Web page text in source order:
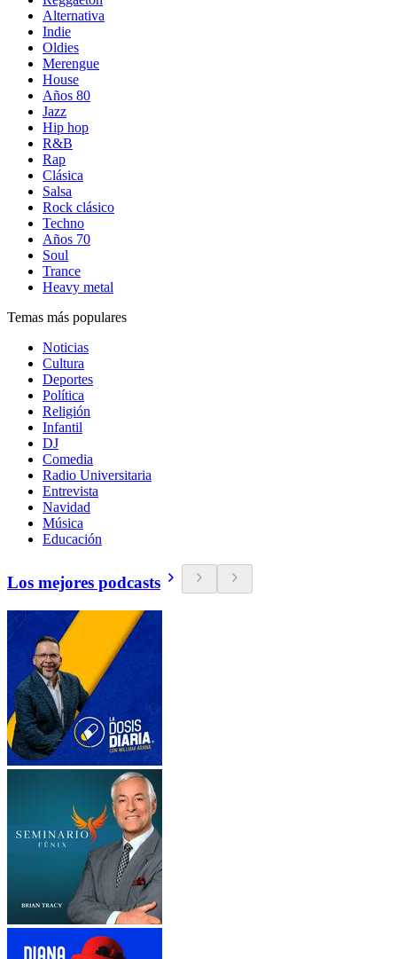
Alternativa
Indie
Oldies
Merengue
House
Años 80
Jazz
Hip hop
R&B
Rap
Clásica
Salsa
Rock clásico
Techno
Años 70
Soul
Trance
Heavy metal
Temas más populares
Noticias
Cultura
Deportes
Política
Religión
Infantil
DJ
Comedia
Radio Universitaria
Entrevista
Navidad
Música
Educación
Los mejores podcasts